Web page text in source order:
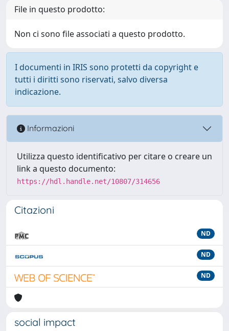
File in questo prodotto:
Non ci sono file associati a questo prodotto.
I documenti in IRIS sono protetti da copyright e
tutti i diritti sono riservati, salvo diversa
indicazione.
Informazioni
Utilizza questo identificativo per citare o creare un
link a questo documento:
https://hdl.handle.net/10807/314656
Citazioni
ND
ND
ND
social impact